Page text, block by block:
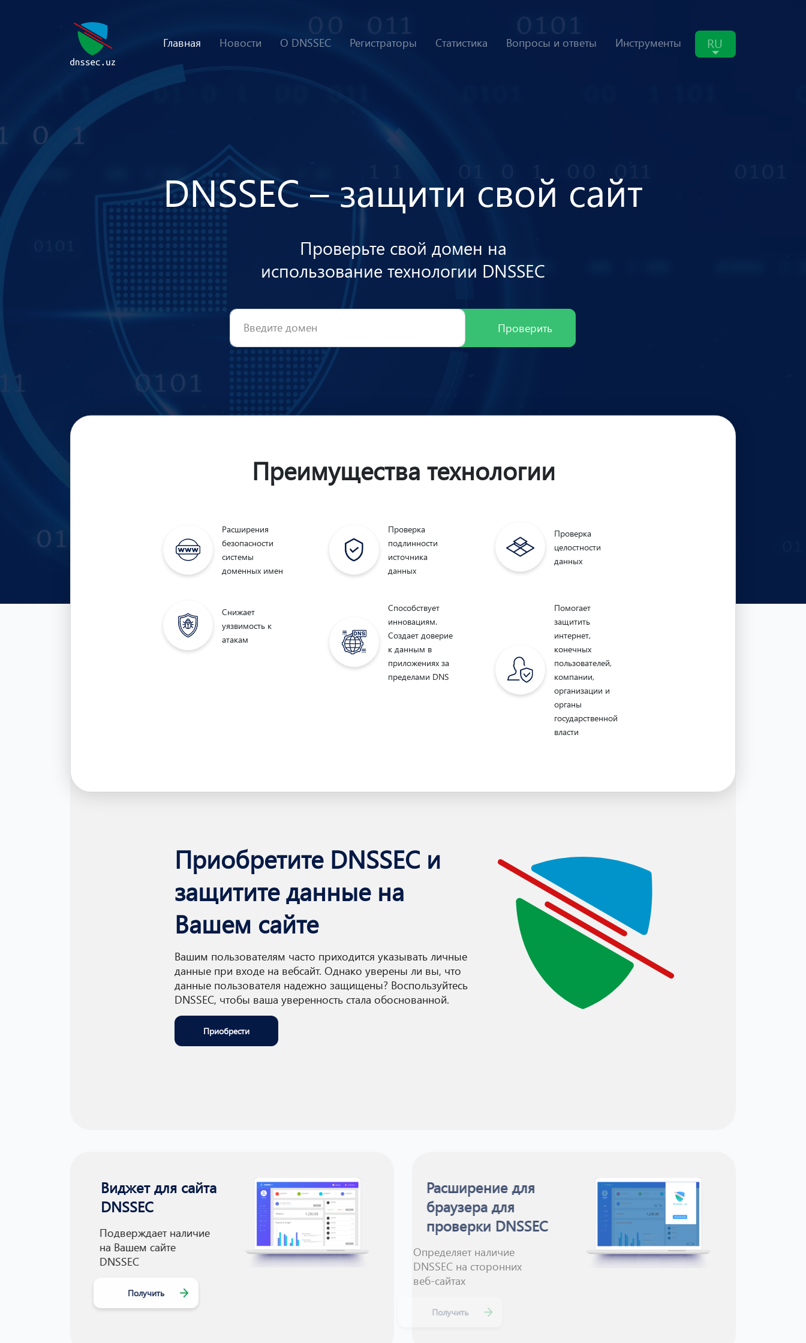
Главная Новости О DNSSEC Регистраторы Статистика Вопросы и ответы Инструменты RU
DNSSEC – защити свой сайт
Проверьте свой домен на
использование технологии DNSSEC
Проверить
Преимущества технологии
Расширения
безопасности
системы
доменных имен
Проверка
подлинности
источника
данных
Проверка
целостности
данных
Снижает
уязвимость к
атакам
Способствует
инновациям.
Cоздает доверие
к данным в
приложениях за
пределами DNS
Помогает
защитить
интернет,
конечных
пользователей,
компании,
организации и
органы
государственной
власти
Приобретите DNSSEC и
защитите данные на
Вашем сайте
Вашим пользователям часто приходится указывать личные
данные при входе на вебсайт. Однако уверены ли вы, что
данные пользователя надежно защищены? Воспользуйтесь
DNSSEC, чтобы ваша уверенность стала обоснованной.
Приобрести
Виджет для сайта
DNSSEC
Подверждает наличие
на Вашем сайте
DNSSEC
Получить
Расширение для
браузера для
проверки DNSSEC
Определяет наличие
DNSSEC на сторонних
веб-сайтах
Получить